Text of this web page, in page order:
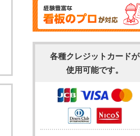
各種クレジットカードが
使用可能です。